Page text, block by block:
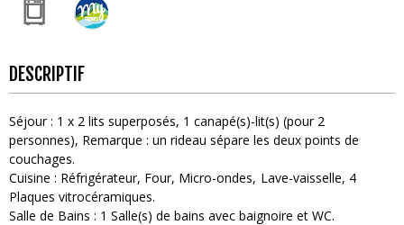
DESCRIPTIF
Séjour: 1 x 2 lits superposés 1 canapé(s)-lit(s) (pour 2
personnes) Remarque : un rideau sépare les deux points de
couchages
Cuisine : Réfrigérateur Four Micro-ondes Lave-vaisselle 4
Plaques vitrocéramiques
Salle de Bains : 1 Salle(s) de bains avec baignoire et WC